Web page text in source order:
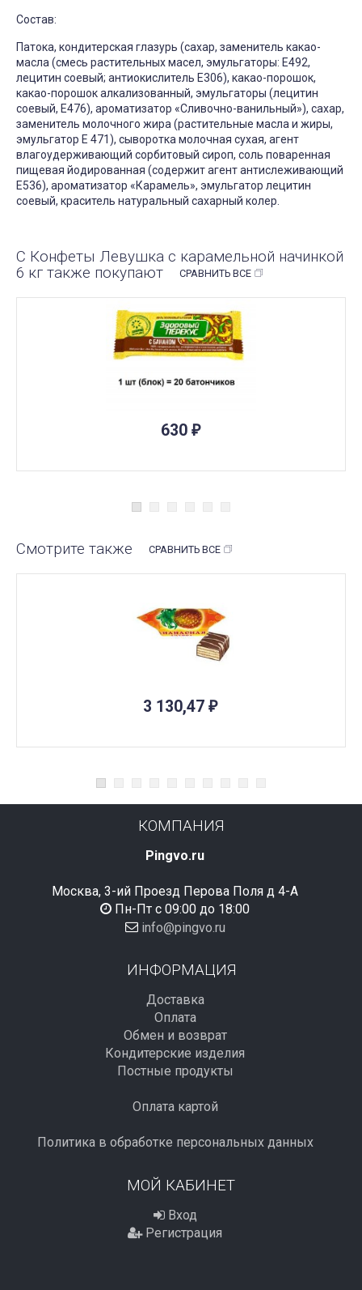
Состав:
Патока, кондитерская глазурь (сахар, заменитель какао-
масла (смесь растительных масел, эмульгаторы: Е492,
лецитин соевый; антиокислитель Е306), какао-порошок,
какао-порошок алкализованный, эмульгаторы (лецитин
соевый, Е476), ароматизатор «Сливочно-ванильный»), сахар,
заменитель молочного жира (растительные масла и жиры,
эмульгатор Е 471), сыворотка молочная сухая, агент
влагоудерживающий сорбитовый сироп, соль поваренная
пищевая йодированная (содержит агент антислеживающий
Е536), ароматизатор «Карамель», эмульгатор лецитин
соевый, краситель натуральный сахарный колер.
С Конфеты Левушка с карамельной начинкой
6 кг также покупают
СРАВНИТЬ ВСЕ
630 ₽
Смотрите также СРАВНИТЬ ВСЕ
3 130,47 ₽
КОМПАНИЯ
Pingvo.ru
Москва, 3-ий Проезд Перова Поля д 4-А
Пн-Пт с 09:00 до 18:00
info@pingvo.ru
ИНФОРМАЦИЯ
Доставка
Оплата
Обмен и возврат
Кондитерские изделия
Постные продукты
Оплата картой
Политика в обработке персональных данных
МОЙ КАБИНЕТ
Вход
Регистрация